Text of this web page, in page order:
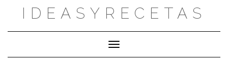
IDEASYRECETAS
Cambiar modo de navegación